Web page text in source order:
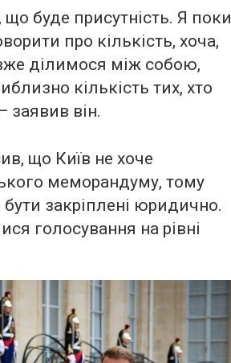
буде присутність. Я поки
про кількість, хоча,
ділимося між собою,
кількість тих, хто
заявив він.
що Київ не хоче
меморандуму, тому
закріплені юридично.
голосування на рівні